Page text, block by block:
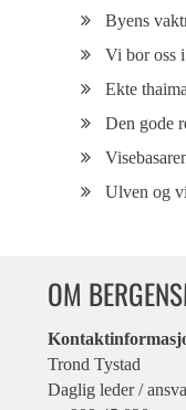
Byens
Vi bor oss
Ekte
Den gode
Ulven og
OM
Trond Tystad
Daglig leder /